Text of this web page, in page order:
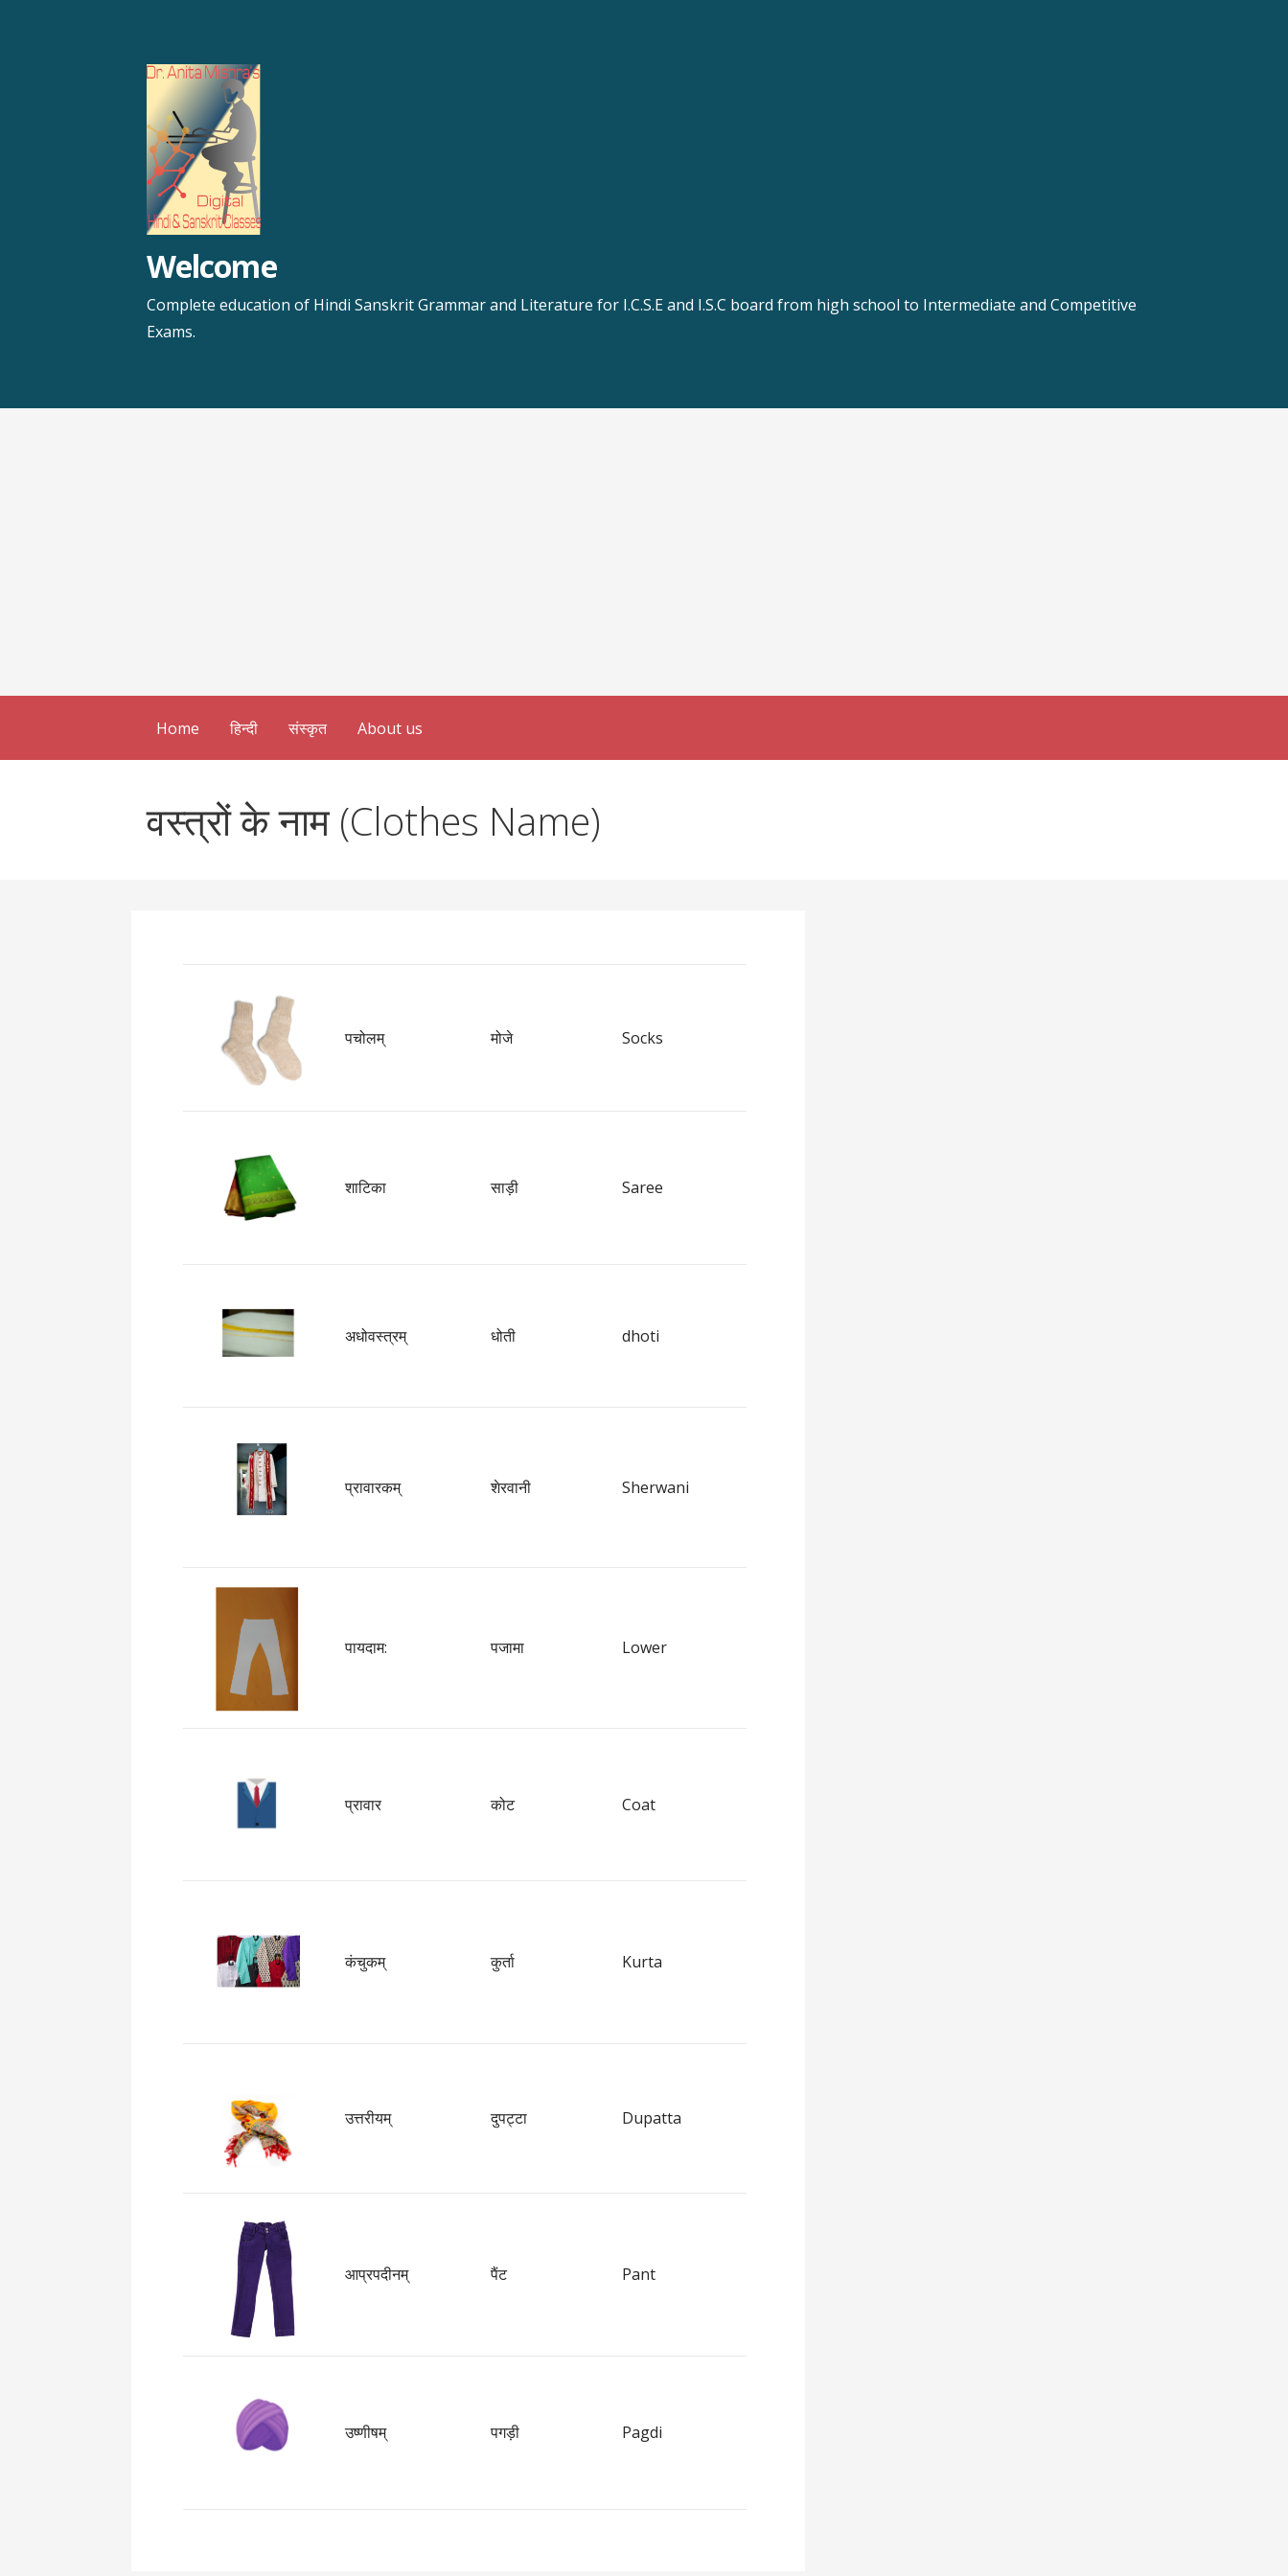
Welcome
Complete education of Hindi Sanskrit Grammar and Literature for I.C.S.E and I.S.C board from high school to Intermediate and Competitive
Exams.
Home हिन्दी संस्कृत About us
वस्त्रों के नाम (Clothes Name)
पचोलम् मोजे Socks
शाटिका साड़ी Saree
अधोवस्त्रम् धोती dhoti
प्रावारकम् शेरवानी Sherwani
पायदाम: पजामा Lower
प्रावार कोट Coat
कंचुकम् कुर्ता Kurta
उत्तरीयम् दुपट्टा Dupatta
आप्रपदीनम् पैंट Pant
उष्णीषम् पगड़ी Pagdi